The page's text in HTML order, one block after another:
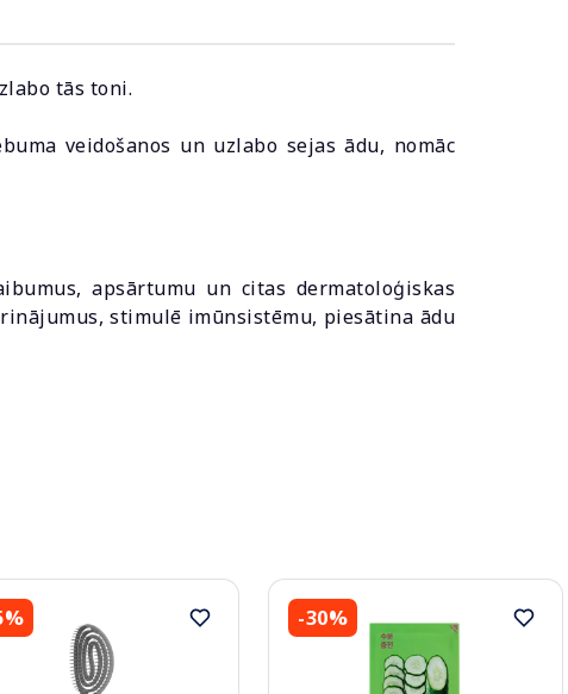
tās toni.
veidošanos un uzlabo sejas ādu, nomāc
apsārtumu un citas dermatoloģiskas
stimulē imūnsistēmu, piesātina ādu
-30%